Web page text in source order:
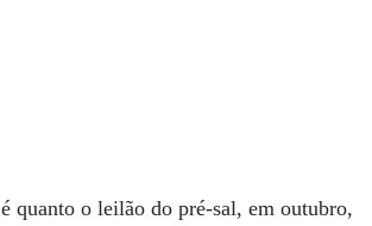
é quanto o leilão do pré-sal, em outubro,